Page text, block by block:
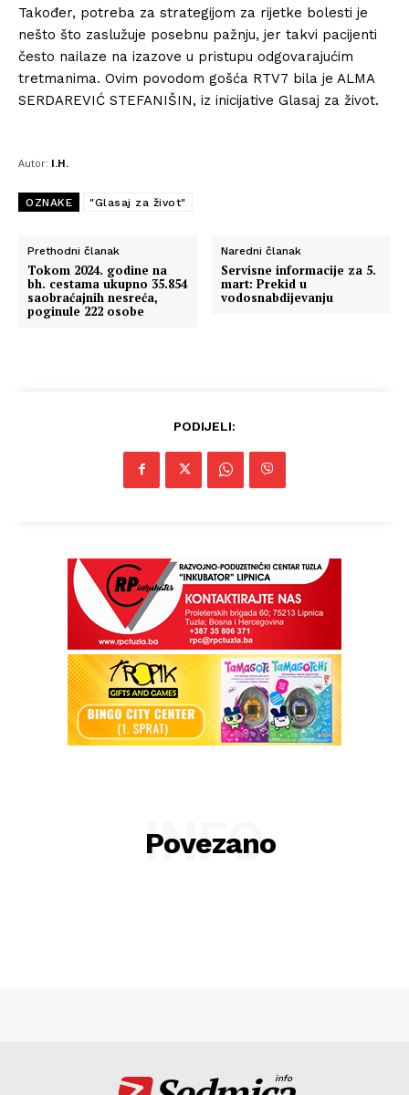
Info
O nama
Također, potreba za strategijom za rijetke bolesti je
nešto što zaslužuje posebnu pažnju, jer takvi pacijenti
često nailaze na izazove u pristupu odgovarajućim
tretmanima. Ovim povodom gošća RTV7 bila je ALMA
SERDAREVIĆ STEFANIŠIN, iz inicijative Glasaj za život.
Autor: I.H.
OZNAKE "Glasaj za život"
Prethodni članak
Tokom 2024. godine na
bh. cestama ukupno 35.854
saobraćajnih nesreća,
poginule 222 osobe
Naredni članak
Servisne informacije za 5.
mart: Prekid u
vodosnabdijevanju
PODIJELI:
Povezano
INFO
info